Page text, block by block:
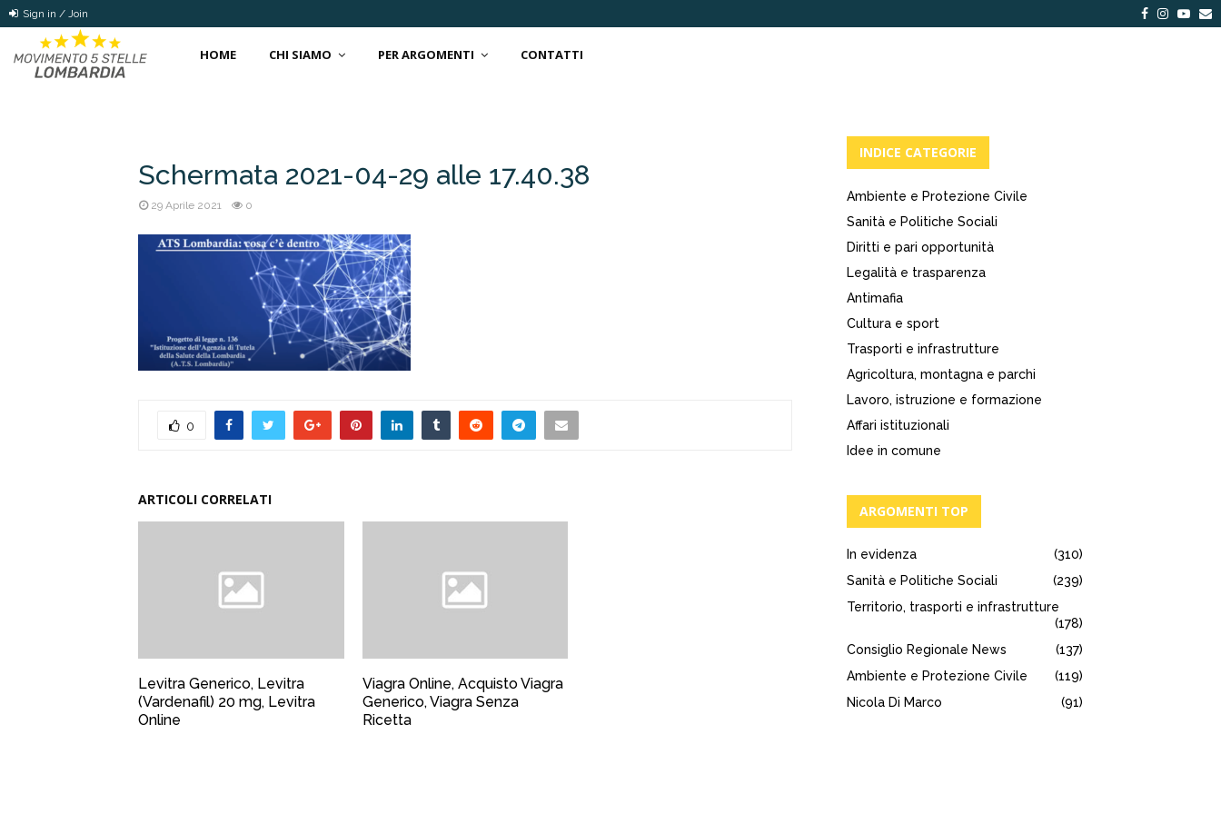
Sign in / Join Facebook
HOME CHI SIAMO PER ARGOMENTI CONTATTI
Schermata 2021-04-29 alle 17.40.38
29 Aprile 2021 0
0
ARTICOLI CORRELATI
Levitra Generico, Levitra
(Vardenafil) 20 mg, Levitra
Online
Viagra Online, Acquisto Viagra
Generico, Viagra Senza
Ricetta
INDICE CATEGORIE
Ambiente e Protezione Civile
Sanità e Politiche Sociali
Diritti e pari opportunità
Legalità e trasparenza
Antimafia
Cultura e sport
Trasporti e infrastrutture
Agricoltura, montagna e parchi
Lavoro, istruzione e formazione
Affari istituzionali
Idee in comune
ARGOMENTI TOP
In evidenza
(310)
Sanità e Politiche Sociali
(239)
Territorio, trasporti e infrastrutture
(178)
Consiglio Regionale News
(137)
Ambiente e Protezione Civile
(119)
Nicola Di Marco
(91)